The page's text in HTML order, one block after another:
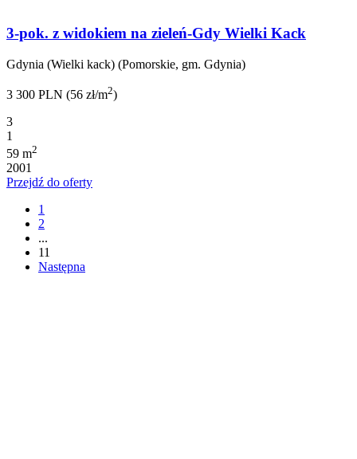
3-pok. z widokiem na zieleń-Gdy Wielki Kack
Gdynia (Wielki kack) (Pomorskie, gm. Gdynia)
3 300 PLN (56 zł/m2)
3
1
59 m2
2001
Przejdź do oferty
1
2
...
11
Następna